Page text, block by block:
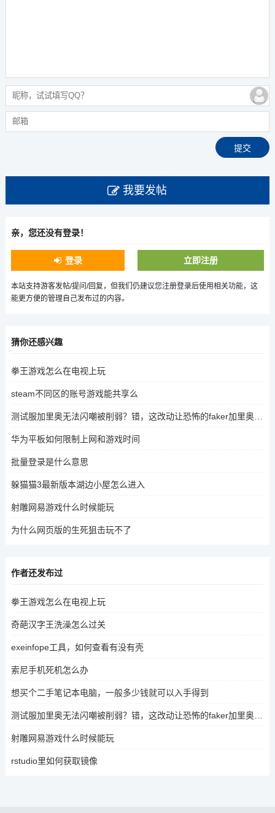
我要发帖
亲，您还没有登录！
登录 立即注册
本站支持游客发帖/提问/回复，但我们仍建议您注册登录后使用相关功能，这
能更方便的管理自己发布过的内容。
猜你还感兴趣
拳王游戏怎么在电视上玩
steam不同区的账号游戏能共享么
测试服加里奥无法闪嘲被削弱？错，这改动让恐怖的faker加里奥要回来了，如何评价
华为平板如何限制上网和游戏时间
批量登录是什么意思
躲猫猫3最新版本湖边小屋怎么进入
射雕网易游戏什么时候能玩
为什么网页版的生死狙击玩不了
作者还发布过
拳王游戏怎么在电视上玩
奇葩汉字王洗澡怎么过关
exeinfope工具，如何查看有没有壳
索尼手机死机怎么办
想买个二手笔记本电脑，一般多少钱就可以入手得到
测试服加里奥无法闪嘲被削弱？错，这改动让恐怖的faker加里奥要回来了，如何评价
射雕网易游戏什么时候能玩
rstudio里如何获取镜像